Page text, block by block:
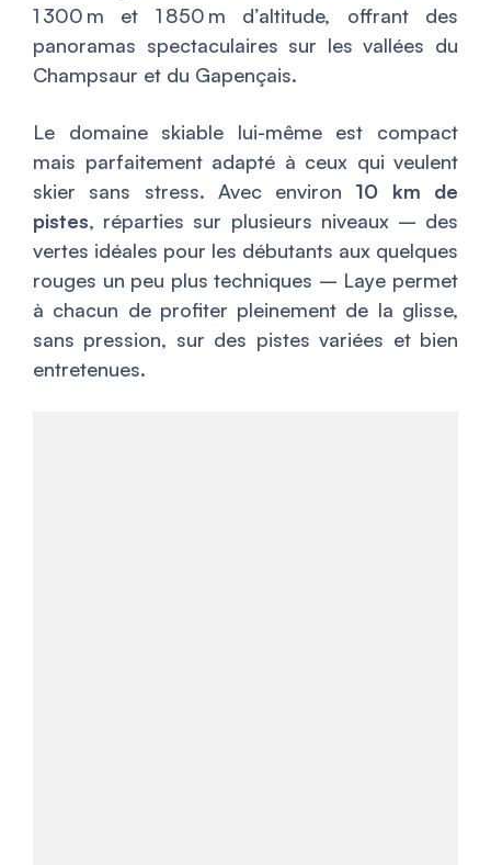
1 300 m et 1 850 m d’altitude, offrant des
panoramas spectaculaires sur les vallées du
Champsaur et du Gapençais.
Le domaine skiable lui-même est compact
mais parfaitement adapté à ceux qui veulent
skier sans stress. Avec environ 10 km de
pistes, réparties sur plusieurs niveaux – des
vertes idéales pour les débutants aux quelques
rouges un peu plus techniques – Laye permet
à chacun de profiter pleinement de la glisse,
sans pression, sur des pistes variées et bien
entretenues.